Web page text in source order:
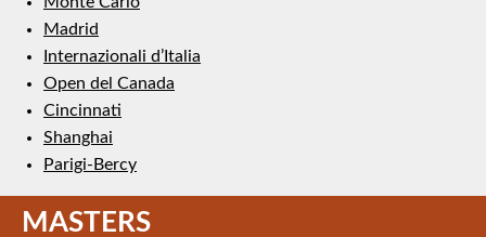
Madrid
Internazionali d’Italia
Open del Canada
Cincinnati
Shanghai
Parigi-Bercy
MASTERS